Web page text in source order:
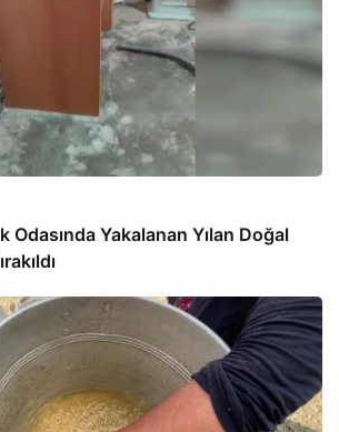
Odasında Yakalanan Yılan Doğal